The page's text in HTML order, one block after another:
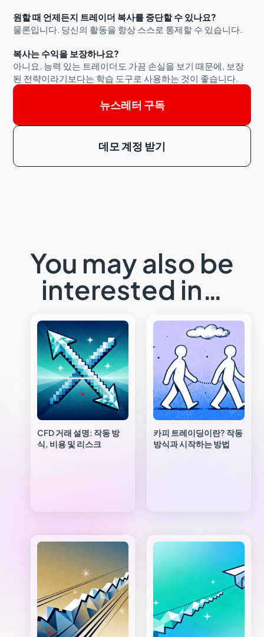
원할 때 언제든지 트레이더 복사를 중단할 수 있나요?
물론입니다. 당신의 활동을 항상 스스로 통제할 수 있습니다.
복사는 수익을 보장하나요?
아니요. 능력 있는 트레이더도 가끔 손실을 보기 때문에, 보장
된 전략이라기보다는 학습 도구로 사용하는 것이 좋습니다.
뉴스레터 구독
데모 계정 받기
You may also be
interested in…
CFD 거래 설명: 작동 방
식, 비용 및 리스크
카피 트레이딩이란? 작동
방식과 시작하는 방법